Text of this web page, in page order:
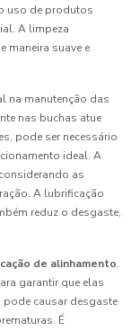
uso de produtos
A limpeza
maneira suave e
na manutenção das
nas buchas atue
pode ser necessário
ideal. A
as
A lubrificação
reduz o desgaste,
de alinhamento.
garantir que elas
pode causar desgaste
É